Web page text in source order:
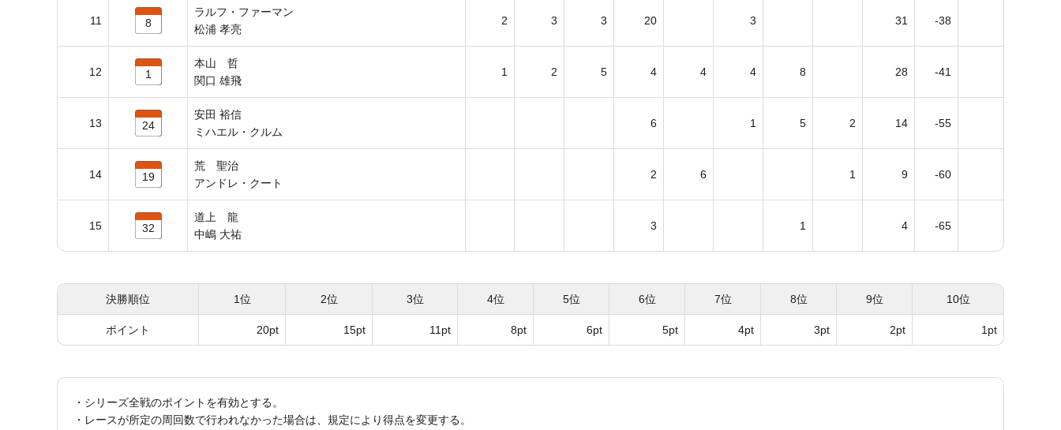
11 8
ラルフ・ファーマン
松浦 孝亮
2 3 3 20 3 31 -38
12 1
本山 哲
関口 雄飛
1 2 5 4 4 4 8 28 -41
13 24
安田 裕信
ミハエル・クルム
6 1 5 2 14 -55
14 19
荒 聖治
アンドレ・クート
2 6 1 9 -60
15 32
道上 龍
中嶋 大祐
3 1 4 -65
決勝順位 1位 2位 3位 4位 5位 6位 7位 8位 9位 10位
ポイント 20pt 15pt 11pt 8pt 6pt 5pt 4pt 3pt 2pt 1pt
・シリーズ全戦のポイントを有効とする。
・レースが所定の周回数で行われなかった場合は、規定により得点を変更する。